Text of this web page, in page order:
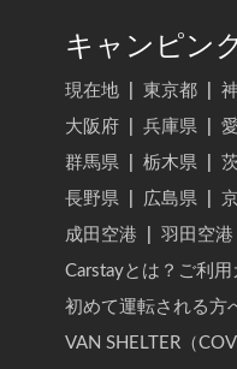
キャンピン
現在地 東京都
大阪府
兵庫県
群馬県
栃木県
長野県
広島県
成田空港
羽田空港
Carstayとは？ご利用
初めて運転される方
VAN SHELTER（